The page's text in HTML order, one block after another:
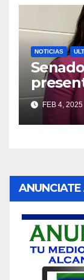
NOTICIAS
FEB 4, 2025